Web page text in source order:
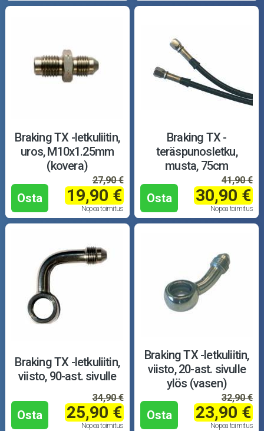
Braking TX -letkuliitin,
uros, M10x1.25mm
(kovera)
Osta
27,90 €
19,90 €
Nopea toimitus
Braking TX -
teräspunosletku,
musta, 75cm
Osta
41,90 €
30,90 €
Nopea toimitus
Braking TX -letkuliitin,
viisto, 90-ast. sivulle
Osta
34,90 €
25,90 €
Nopea toimitus
Braking TX -letkuliitin,
viisto, 20-ast. sivulle
ylös (vasen)
Osta
32,90 €
23,90 €
Nopea toimitus